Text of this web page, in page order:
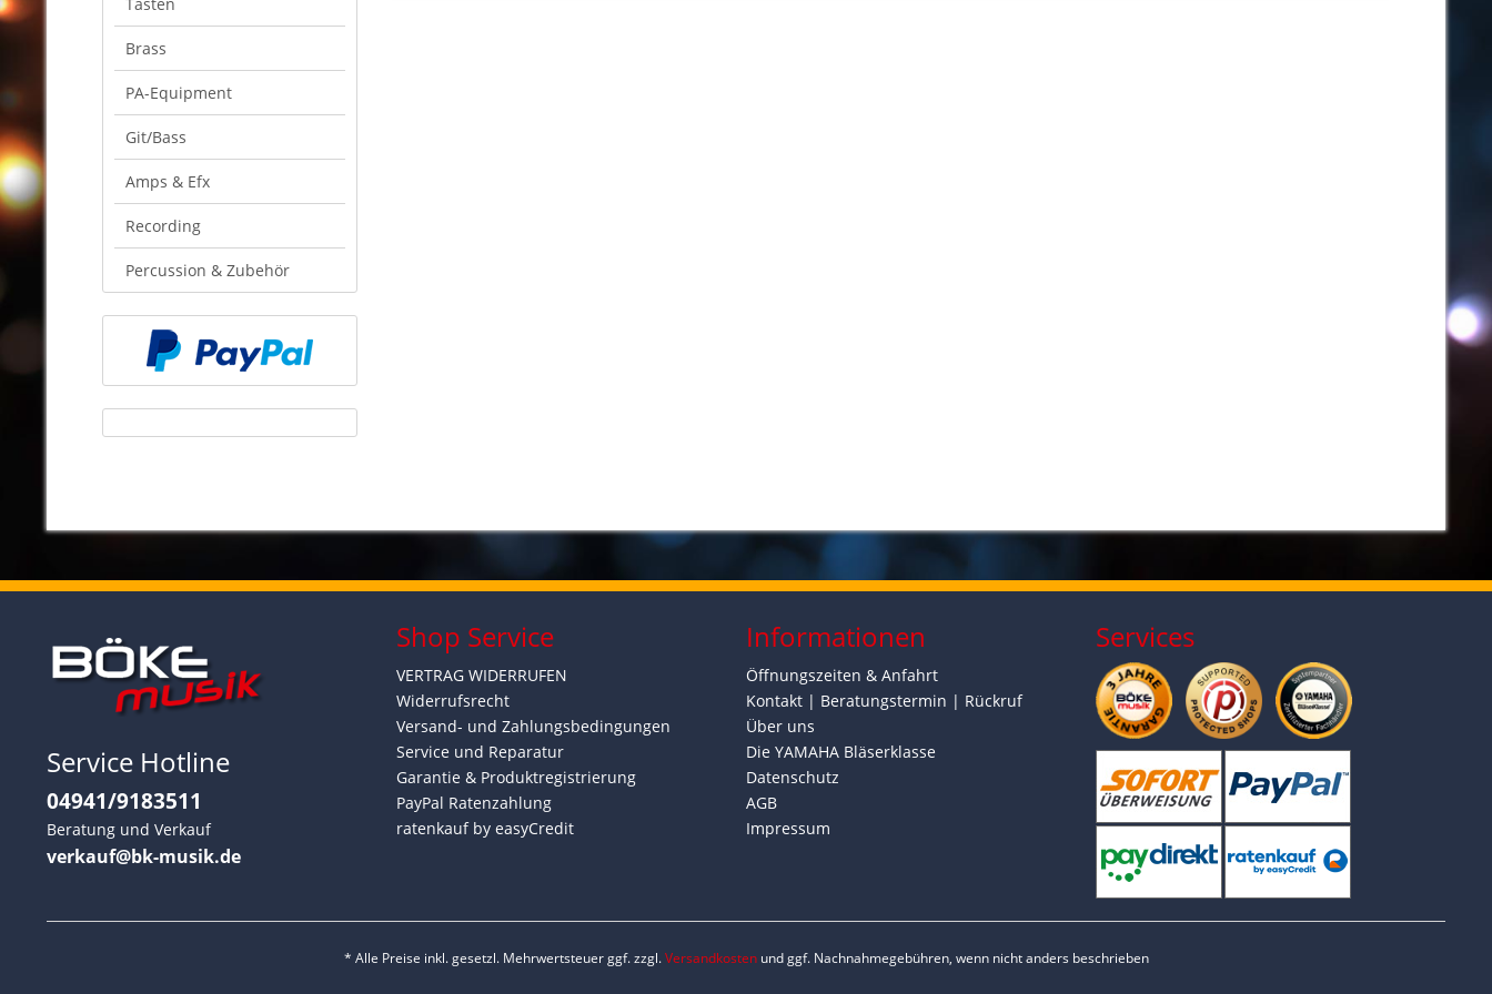
Brass
PA-Equipment
Git/Bass
Amps & Efx
Recording
Percussion & Zubehör
Service Hotline
04941/9183511
Beratung und Verkauf
verkauf@bk-musik.de
Shop Service
VERTRAG WIDERRUFEN
Widerrufsrecht
Versand- und Zahlungsbedingungen
Service und Reparatur
Garantie & Produktregistrierung
PayPal Ratenzahlung
ratenkauf by easyCredit
Informationen
Öffnungszeiten & Anfahrt
Kontakt | Beratungstermin | Rückruf
Über uns
Die YAMAHA Bläserklasse
Datenschutz
AGB
Impressum
Services
* Alle Preise inkl. gesetzl. Mehrwertsteuer ggf. zzgl.Versandkostenund ggf. Nachnahmegebühren, wenn nicht anders beschrieben